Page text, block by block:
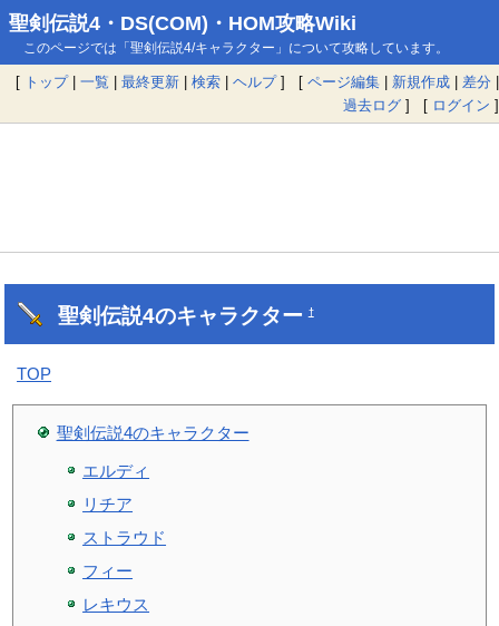
聖剣伝説4・DS(COM)・HOM攻略Wiki
このページでは「聖剣伝説4/キャラクター」について攻略しています。
[ トップ| 一覧 | 最終更新 | 検索 | ヘルプ] [ ページ編集 | 新規作成 | 差分 |
過去ログ ] [ ログイン ]
聖剣伝説4のキャラクター†
TOP
聖剣伝説4のキャラクター
エルディ
リチア
ストラウド
フィー
レキウス